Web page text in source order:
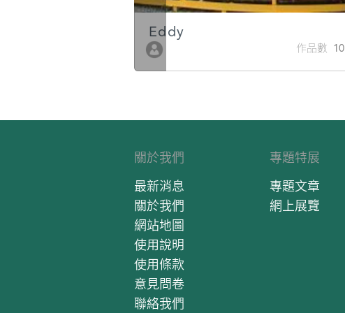
Eddy
作品數 10
關於我們
最新消息
關於我們
網站地圖
使用說明
使用條款
意見問卷
聯絡我們
專題特展
專題文章
網上展覽